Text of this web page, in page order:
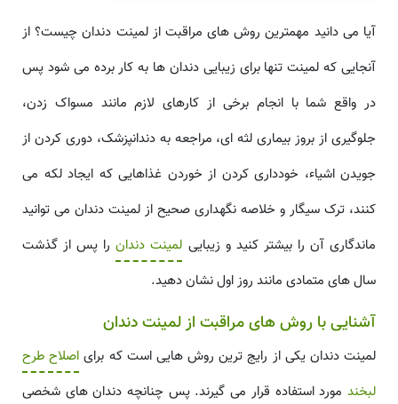
آیا می دانید مهمترین روش های مراقبت از لمینت دندان چیست؟ از
آنجایی که لمینت تنها برای زیبایی دندان ها به کار برده می شود پس
در واقع شما با انجام برخی از کارهای لازم مانند مسواک زدن،
جلوگیری از بروز بیماری لثه ای، مراجعه به دندانپزشک، دوری کردن از
جویدن اشیاء، خودداری کردن از خوردن غذاهایی که ایجاد لکه می
کنند، ترک سیگار و خلاصه نگهداری صحیح از لمینت دندان می توانید
ماندگاری آن را بیشتر کنید و زیبایی لمینت دندانرا پس از گذشت
سال های متمادی مانند روز اول نشان دهید.
آشنایی با روش های مراقبت از لمینت دندان
لمینت دندان یکی از رایج ترین روش هایی است که برای اصلاح طرح
لبخند مورد استفاده قرار می گیرند. پس چنانچه دندان های شخصی